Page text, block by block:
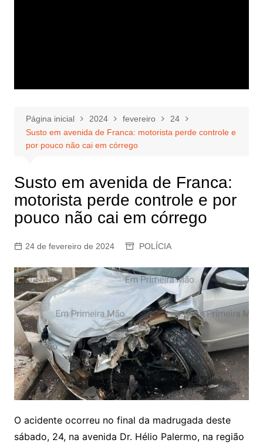
Página inicial 2024 fevereiro
24
Susto em avenida de Franca: motorista perde controle e
por pouco não cai em córrego
Susto em avenida de Franca:
motorista perde controle e por
pouco não cai em córrego
24 de fevereiro de 2024 POLÍCIA
O acidente ocorreu no final da madrugada deste
sábado, 24, na avenida Dr. Hélio Palermo, na região